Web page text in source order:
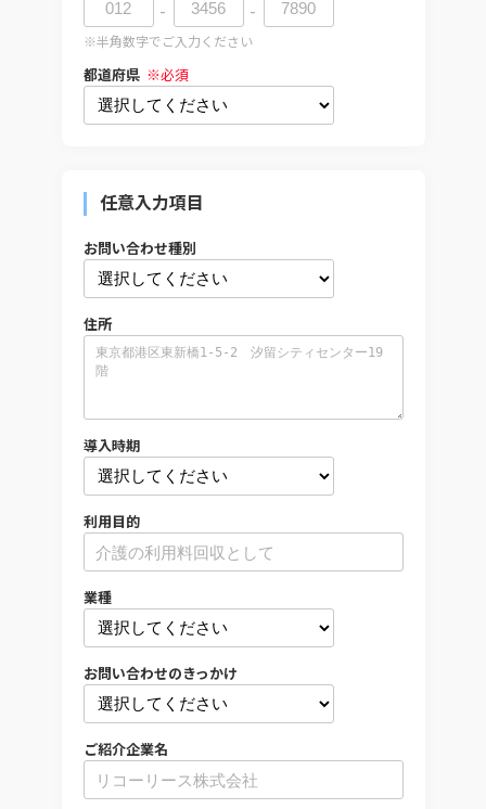
※半角数字でご入力ください
都道府県 ※必須
任意入力項目
お問い合わせ種別
住所
導入時期
利用目的
業種
お問い合わせのきっかけ
ご紹介企業名